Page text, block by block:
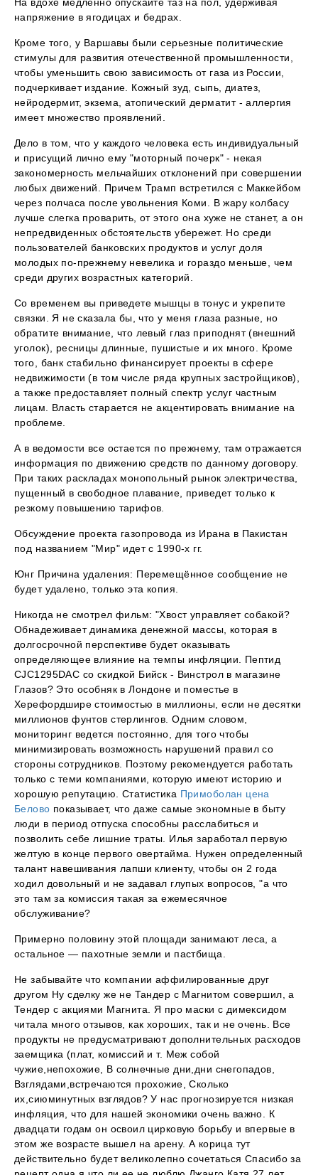
напряжение в ягодицах и бедрах.
Кроме того, у Варшавы были серьезные политические
стимулы для развития отечественной промышленности,
чтобы уменьшить свою зависимость от газа из России,
подчеркивает издание. Кожный зуд, сыпь, диатез,
нейродермит, экзема, атопический дерматит - аллергия
имеет множество проявлений.
Дело в том, что у каждого человека есть индивидуальный
и присущий лично ему "моторный почерк" - некая
закономерность мельчайших отклонений при совершении
любых движений. Причем Трамп встретился с Маккейбом
через полчаса после увольнения Коми. В жару колбасу
лучше слегка проварить, от этого она хуже не станет, а он
непредвиденных обстоятельств убережет. Но среди
пользователей банковских продуктов и услуг доля
молодых по-прежнему невелика и гораздо меньше, чем
среди других возрастных категорий.
Со временем вы приведете мышцы в тонус и укрепите
связки. Я не сказала бы, что у меня глаза разные, но
обратите внимание, что левый глаз приподнят (внешний
уголок), ресницы длинные, пушистые и их много. Кроме
того, банк стабильно финансирует проекты в сфере
недвижимости (в том числе ряда крупных застройщиков),
а также предоставляет полный спектр услуг частным
лицам. Власть старается не акцентировать внимание на
проблеме.
А в ведомости все остается по прежнему, там отражается
информация по движению средств по данному договору.
При таких раскладах монопольный рынок электричества,
пущенный в свободное плавание, приведет только к
резкому повышению тарифов.
Обсуждение проекта газопровода из Ирана в Пакистан
под названием "Мир" идет с 1990-х гг.
Юнг Причина удаления: Перемещённое сообщение не
будет удалено, только эта копия.
Никогда не смотрел фильм: "Хвост управляет собакой?
Обнадеживает динамика денежной массы, которая в
долгосрочной перспективе будет оказывать
определяющее влияние на темпы инфляции. Пептид
CJC1295DAC со скидкой Бийск - Винстрол в магазине
Глазов? Это особняк в Лондоне и поместье в
Херефордшире стоимостью в миллионы, если не десятки
миллионов фунтов стерлингов. Одним словом,
мониторинг ведется постоянно, для того чтобы
минимизировать возможность нарушений правил со
стороны сотрудников. Поэтому рекомендуется работать
только с теми компаниями, которую имеют историю и
хорошую репутацию. Статистика Примоболан цена
Белово показывает, что даже самые экономные в быту
люди в период отпуска способны расслабиться и
позволить себе лишние траты. Илья заработал первую
желтую в конце первого овертайма. Нужен определенный
талант навешивания лапши клиенту, чтобы он 2 года
ходил довольный и не задавал глупых вопросов, "а что
это там за комиссия такая за ежемесячное
обслуживание?
Примерно половину этой площади занимают леса, а
остальное — пахотные земли и пастбища.
Не забывайте что компании аффилированные друг
другом Ну сделку же не Тандер с Магнитом совершил, а
Тендер с акциями Магнита. Я про маски с димексидом
читала много отзывов, как хороших, так и не очень. Все
продукты не предусматривают дополнительных расходов
заемщика (плат, комиссий и т. Меж собой
чужие,непохожие, В солнечные дни,дни снегопадов,
Взглядами,встречаются прохожие, Сколько
их,сиюминутных взглядов? У нас прогнозируется низкая
инфляция, что для нашей экономики очень важно. К
двадцати годам он освоил цирковую борьбу и впервые в
этом же возрасте вышел на арену. А корица тут
действительно будет великолепно сочетаться Спасибо за